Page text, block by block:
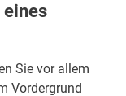
eines
Sie vor allem
Vordergrund